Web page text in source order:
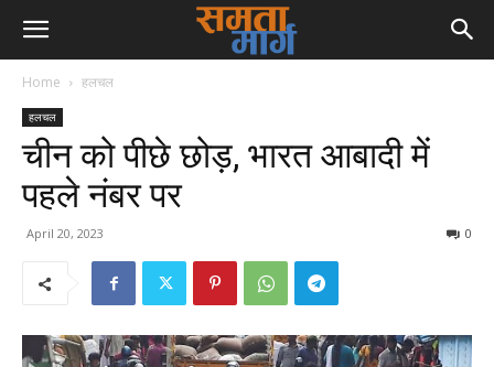
Home हलचल
हलचल
चीन को पीछे छोड़, भारत आबादी में
पहले नंबर पर
April 20, 2023 0